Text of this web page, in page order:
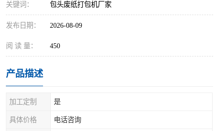
关键词： 包头废纸打包机厂家
发布日期： 2026-08-09
阅 读 量： 450
产品描述
加工定制 是
具体价格 电话咨询